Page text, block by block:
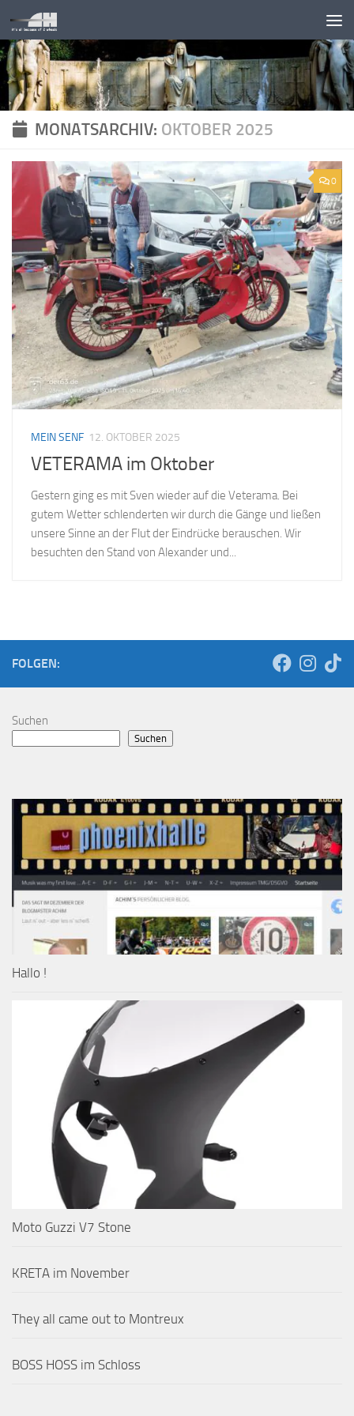
Unter dem Inhalt
MONATSARCHIV: OKTOBER 2025
0
MEIN SENF 12. OKTOBER 2025
VETERAMA im Oktober
Gestern ging es mit Sven wieder auf die Veterama. Bei
gutem Wetter schlenderten wir durch die Gänge und ließen
unsere Sinne an der Flut der Eindrücke berauschen. Wir
besuchten den Stand von Alexander und...
FOLGEN:
Suchen
Suchen
Hallo !
Moto Guzzi V7 Stone
KRETA im November
They all came out to Montreux
BOSS HOSS im Schloss